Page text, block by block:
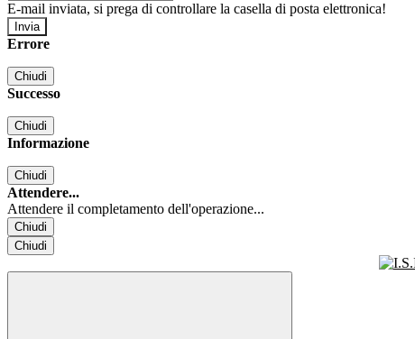
E-mail inviata, si prega di controllare la casella di posta elettronica!
Errore
Chiudi
Successo
Chiudi
Informazione
Chiudi
Attendere...
Attendere il completamento dell'operazione...
Chiudi
Chiudi